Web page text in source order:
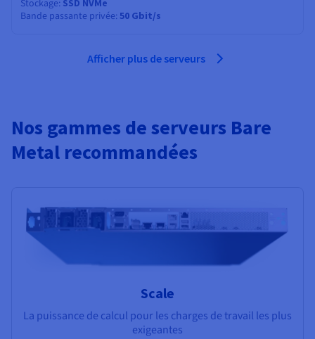
Stockage
Bande passante privée 50 Gbit/s
Afficher plus de serveurs
Nos gammes de serveurs Bare
Metal recommandées
Scale
La puissance de calcul pour les charges de travail les plus
exigeantes